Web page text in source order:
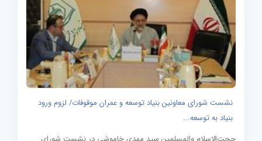
نشست شورای معاونین بنیاد توسعه و عمران موقوفات/ لزوم ورود
بنیاد به توسعه...